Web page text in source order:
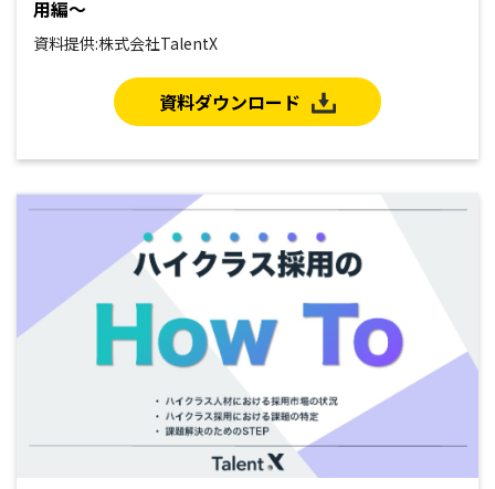
用編～
資料提供:株式会社TalentX
資料ダウンロード